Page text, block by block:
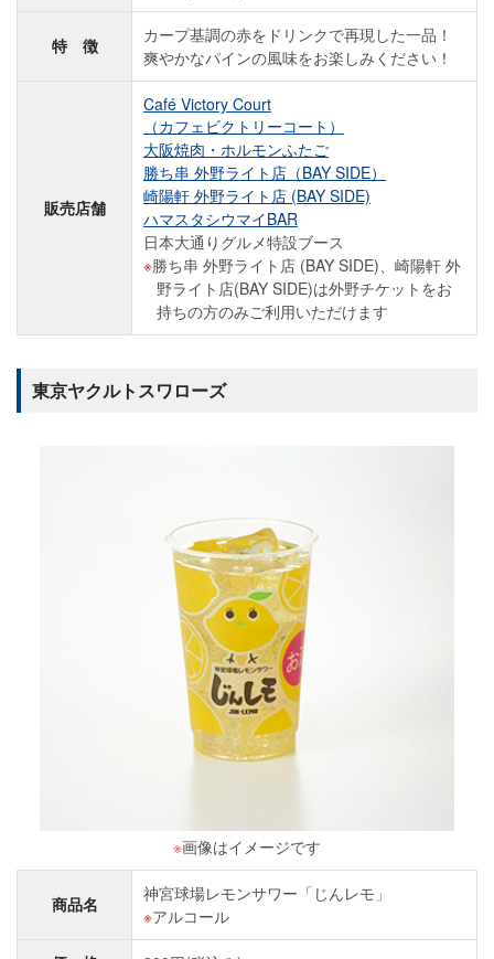
特 徴
カープ基調の赤をドリンクで再現した一品！
爽やかなパインの風味をお楽しみください！
販売店舗
Café Victory Court
（カフェビクトリーコート）
大阪焼肉・ホルモンふたご
勝ち串 外野ライト店（BAY SIDE）
崎陽軒 外野ライト店 (BAY SIDE)
ハマスタシウマイBAR
日本大通りグルメ特設ブース
勝ち串 外野ライト店 (BAY SIDE)、崎陽軒 外
野ライト店(BAY SIDE)は外野チケットをお
持ちの方のみご利用いただけます
東京ヤクルトスワローズ
※画像はイメージです
商品名
神宮球場レモンサワー「じんレモ」
アルコール